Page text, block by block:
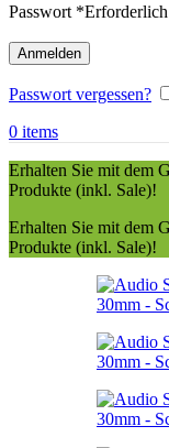
Passwort *Erforderlich
Anmelden
Passwort vergessen?
0 items
Erhalten Sie mit dem
Produkte (inkl. Sale)!
Erhalten Sie mit dem
Produkte (inkl. Sale)!